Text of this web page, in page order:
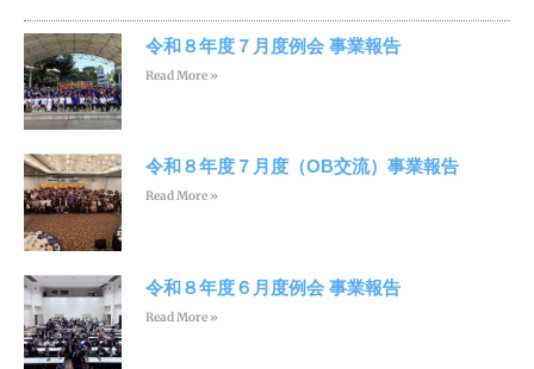
令和８年度７月度例会 事業報告
Read More »
令和８年度７月度（OB交流）事業報告
Read More »
令和８年度６月度例会 事業報告
Read More »